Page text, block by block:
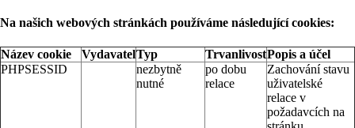
Na našich webových stránkách používáme následující cookies:
Název cookie VydavatelTyp TrvanlivostPopis a účel
PHPSESSID
nezbytně
nutné
po dobu
relace
Zachování stavu
uživatelské
relace v
požadavcích na